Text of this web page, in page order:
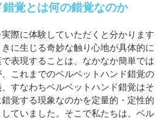
覚とは何の錯覚なのか
際に体験していただくと分かります
に生じる奇妙な触り心地が具体的に
表現することは、なかなか簡単では
これまでのベルベットハンド錯覚の
すなわちベルベットハンド錯覚はそ
覚する現象なのかを定量的・定性的
ていました。そこで私たちは、ベル